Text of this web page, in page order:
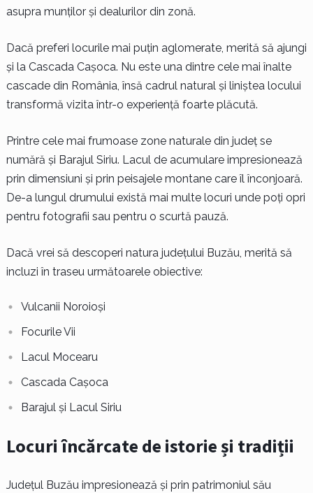
asupra munților și dealurilor din zonă.
Dacă preferi locurile mai puțin aglomerate, merită să ajungi
și la Cascada Cașoca. Nu este una dintre cele mai înalte
cascade din România, însă cadrul natural și liniștea locului
transformă vizita într-o experiență foarte plăcută.
Printre cele mai frumoase zone naturale din județ se
numără și Barajul Siriu. Lacul de acumulare impresionează
prin dimensiuni și prin peisajele montane care îl înconjoară.
De-a lungul drumului există mai multe locuri unde poți opri
pentru fotografii sau pentru o scurtă pauză.
Dacă vrei să descoperi natura județului Buzău, merită să
incluzi în traseu următoarele obiective:
Vulcanii Noroioși
Focurile Vii
Lacul Mocearu
Cascada Cașoca
Barajul și Lacul Siriu
Locuri încărcate de istorie și tradiții
Județul Buzău impresionează și prin patrimoniul său